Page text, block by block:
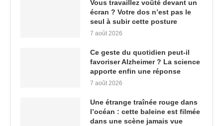
Vous travaillez voûté devant un
écran ? Votre dos n’est pas le
seul à subir cette posture
7 août 2026
Ce geste du quotidien peut-il
favoriser Alzheimer ? La science
apporte enfin une réponse
7 août 2026
Une étrange traînée rouge dans
l’océan : cette baleine est filmée
dans une scène jamais vue